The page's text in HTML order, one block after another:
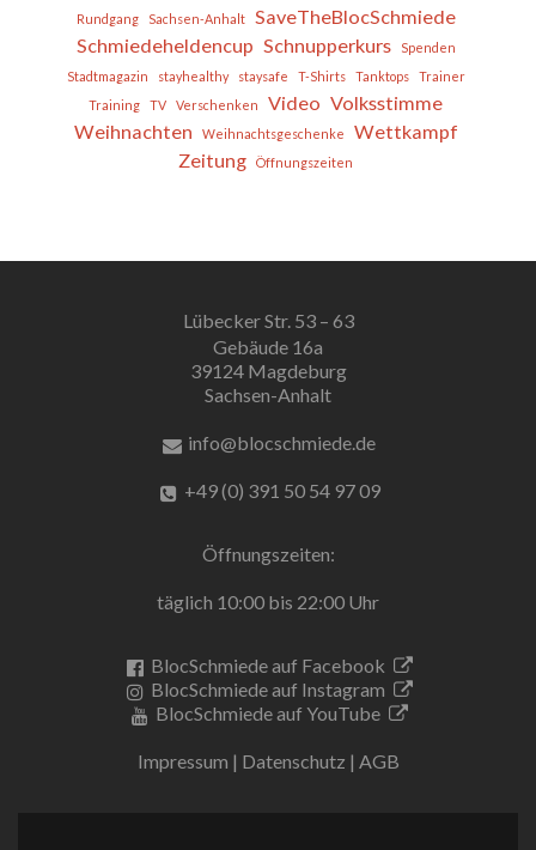
Rundgang
Sachsen-Anhalt
SaveTheBlocSchmiede
Schmiedeheldencup Schnupperkurs
Spenden
Stadtmagazin
stayhealthy staysafe T-Shirts Tanktops
Trainer
Training
TV Verschenken Video Volksstimme
Weihnachten
Weihnachtsgeschenke
Wettkampf
Zeitung
Öffnungszeiten
Lübecker Str. 53 – 63
Gebäude 16a
39124 Magdeburg
Sachsen-Anhalt
info@blocschmiede.de
+49 (0) 391 50 54 97 09
Öffnungszeiten:
täglich 10:00 bis 22:00 Uhr
BlocSchmiede auf Facebook
BlocSchmiede auf Instagram
BlocSchmiede auf YouTube
Impressum | Datenschutz | AGB